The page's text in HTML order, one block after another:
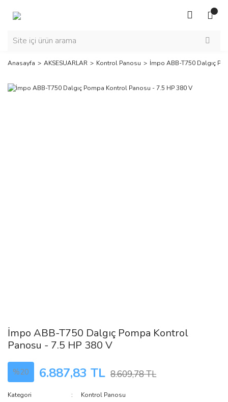
Anasayfa AKSESUARLAR Kontrol Panosu İmpo ABB-T750 Dalgıç
İmpo ABB-T750 Dalgıç Pompa Kontrol
Panosu - 7.5 HP 380 V
%20 6.887,83 TL 8.609,78 TL
Kategori
Kontrol Panosu